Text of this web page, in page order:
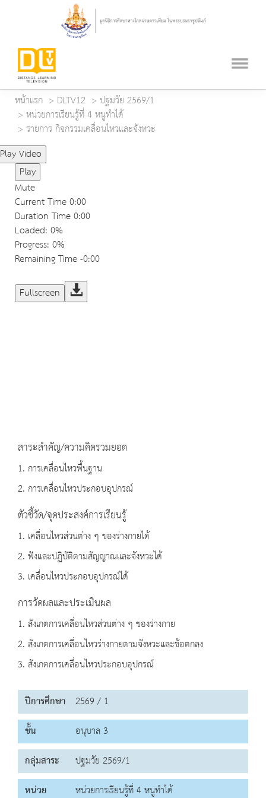
หน้าแรก DLTV12
ปฐมวัย 2569/1
หน่วยการเรียนรู้ที่ 4 หนูทำได้
รายการ กิจกรรมเคลื่อนไหวและจังหวะ
Play Video
Play
Mute
Current Time0:00
Duration Time0:00
Loaded: 0%
Progress: 0%
Remaining Time-0:00
Fullscreen
สาระสำคัญ/ความคิดรวมยอด
1. การเคลื่อนไหวพื้นฐาน
2. การเคลื่อนไหวประกอบอุปกรณ์
ตัวชี้วัด/จุดประสงค์การเรียนรู้
1. เคลื่อนไหวส่วนต่าง ๆ ของร่างกายได้
2. ฟังและปฏิบัติตามสัญญาณและจังหวะได้
3. เคลื่อนไหวประกอบอุปกรณ์ได้
การวัดผลและประเมินผล
1. สังเกตการเคลื่อนไหวส่วนต่าง ๆ ของร่างกาย
2. สังเกตการเคลื่อนไหวร่างกายตามจังหวะและข้อตกลง
3. สังเกตการเคลื่อนไหวประกอบอุปกรณ์
ปีการศึกษา 2569 / 1
ชั้น
อนุบาล 3
กลุ่มสาระ
ปฐมวัย 2569/1
หน่วย
หน่วยการเรียนรู้ที่ 4 หนูทำได้